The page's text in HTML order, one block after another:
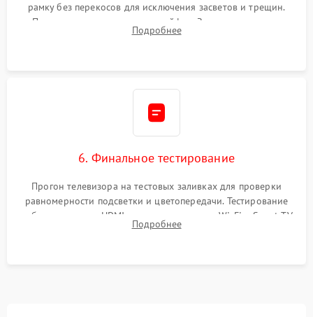
рамку без перекосов для исключения засветов и трещин.
Подключение внутренних шлейфов. Закрытие корпуса.
Сброс настроек и обновление программного обеспечения.
Подробнее
6. Финальное тестирование
Прогон телевизора на тестовых заливках для проверки
равномерности подсветки и цветопередачи. Тестирование
работы разъемов HDMI, динамиков, модуля Wi-Fi и Smart TV
в рабочем режиме в течение нескольких часов.
Подробнее